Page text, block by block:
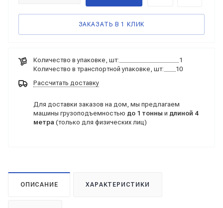
ЗАКАЗАТЬ В 1 КЛИК
Количество в упаковке, шт:
1
Количество в транспортной упаковке, шт:
10
Рассчитать доставку
Для доставки заказов на дом, мы предлагаем
машины грузоподъемностью до 1 тонны и длиной 4
метра (только для физических лиц)
ОПИСАНИЕ ХАРАКТЕРИСТИКИ